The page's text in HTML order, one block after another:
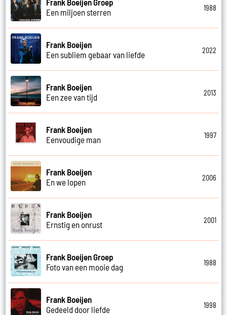
Een miljoen sterren
1988
Frank Boeijen
Een subliem gebaar van liefde
2022
Frank Boeijen
Een zee van tijd
2013
Frank Boeijen
Eenvoudige man
1997
Frank Boeijen
En we lopen
2006
Frank Boeijen
Ernstig en onrust
2001
Frank Boeijen Groep
Foto van een mooie dag
1988
Frank Boeijen
Gedeeld door liefde
1998